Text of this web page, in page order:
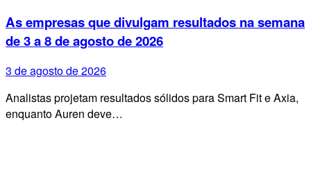
As empresas que divulgam resultados na semana
de 3 a 8 de agosto de 2026
3 de agosto de 2026
Analistas projetam resultados sólidos para Smart Fit e Axia,
enquanto Auren deve…